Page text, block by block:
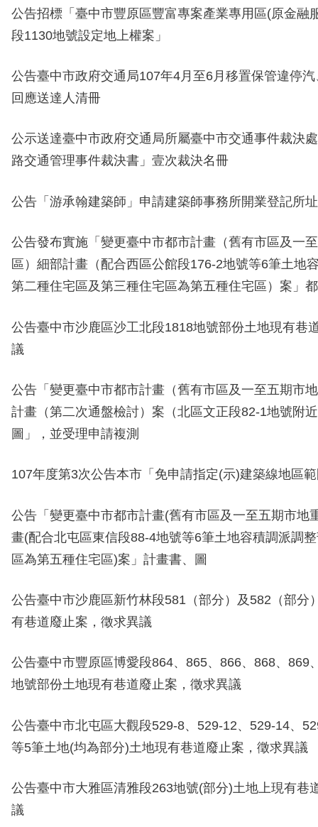
公告招標「臺中市豐原區豐富專案產業專用區(原金融
段1130地號設定地上權案」
公告臺中市政府交通局107年4月至6月移置保管違停
回應送達人清冊
公示送達臺中市政府交通 局所屬臺中市交通事件裁決
路交通管理事件裁決書」壹次裁決名冊
公告「 游承翰建築師」申請建築師事務所開業登記所
公告發布實施「變更臺中市都市計畫（舊有市區及一
區）細部計畫（配合西區公館段176-2地號等6筆土地
第二種住宅區及第三種住宅區為第五種住宅區）案」
公告臺中市沙鹿區沙工北段1818地號部份土地現有巷
議
公告 「變更臺中市都市計畫（舊有市區及一至五期市
計畫（第二次通盤檢討）案（北區文正段82-1地號附
圖」
，並受理申請複測
107年度第3次公告本市「免申請指定(示)建築線地區
公告「變更臺中市都市計畫(舊有市區及一至五期市地
畫(配合北屯區東信段88-4地號等6筆土地容積調派調
區為第五種住宅區)案」計畫書、圖
公告臺中市沙鹿區新竹林段581（部分）及582（部分
有巷道廢止案，徵求異議
公告臺中市豐原區博愛段864、865、866、868、869
地號部份土地現有巷道廢止案，徵求異議
公告臺中市北屯區大觀段529-8、529-12、529-14、
等5筆土地(均為部分)土地現有巷道廢止案，徵求異議
公告臺中市大雅區清雅段263地號(部分)土地上現有巷
議